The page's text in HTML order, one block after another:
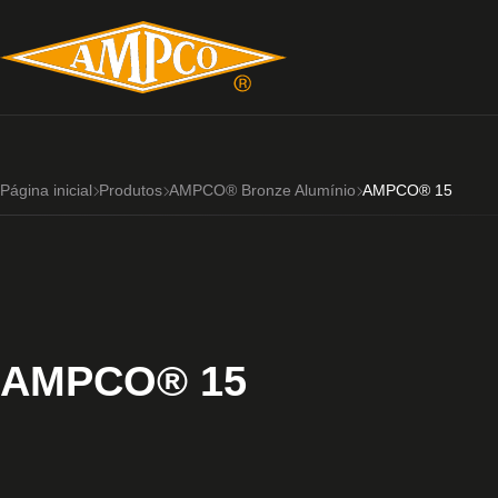
Página inicial Produtos AMPCO® Bronze Alumínio AMPCO® 15
AMPCO® 15